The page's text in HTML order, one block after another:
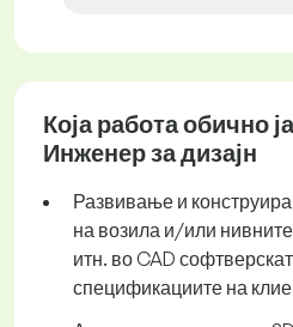
Која работа обично
Инженер за дизајн
Развивање и
на возила и/или
итн. во CAD
спецификациите на